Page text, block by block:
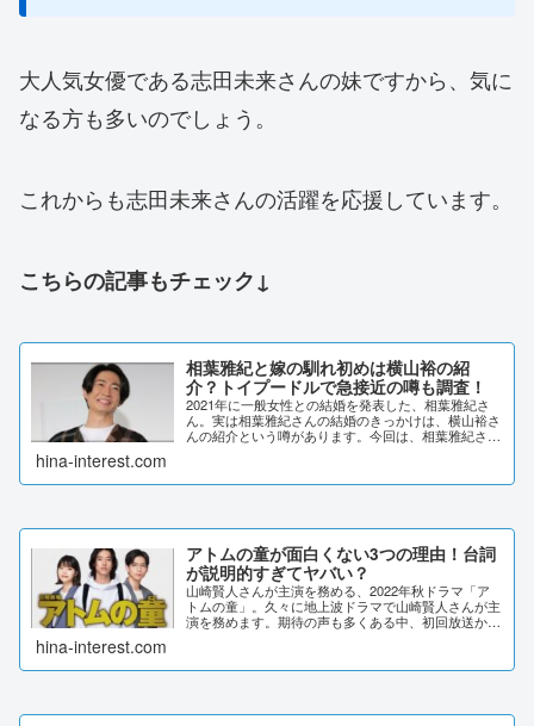
大人気女優である志田未来さんの妹ですから、気に
なる方も多いのでしょう。
これからも志田未来さんの活躍を応援しています。
こちらの記事もチェック↓
相葉雅紀と嫁の馴れ初めは横山裕の紹
介？トイプードルで急接近の噂も調査！
2021年に一般女性との結婚を発表した、相葉雅紀さ
ん。実は相葉雅紀さんの結婚のきっかけは、横山裕さ
んの紹介という噂があります。今回は、相葉雅紀さん
と奥さんの馴れ初めや、急接近した噂について調査し
hina-interest.com
アトムの童が面白くない3つの理由！台詞
が説明的すぎてヤバい？
山崎賢人さんが主演を務める、2022年秋ドラマ「ア
トムの童」。久々に地上波ドラマで山崎賢人さんが主
演を務めます。期待の声も多くある中、初回放送から
hina-interest.com